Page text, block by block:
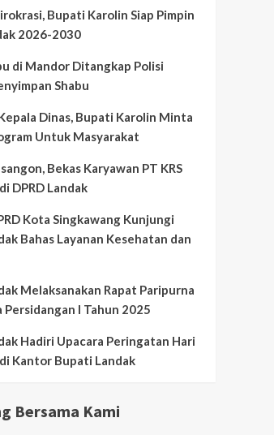
Bupati Karolin Siap Pimpin
2026-2030
di Mandor Ditangkap Polisi
Shabu
Dinas, Bupati Karolin Minta
Untuk Masyarakat
Bekas Karyawan PT KRS
DPRD Landak
Kota Singkawang Kunjungi
Bahas Layanan Kesehatan dan
Melaksanakan Rapat Paripurna
Persidangan I Tahun 2025
Hadiri Upacara Peringatan Hari
Kantor Bupati Landak
Bersama Kami